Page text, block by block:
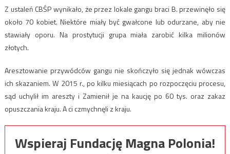
Z ustaleń CBŚP wynikało, że przez lokale gangu braci B. przewinęło się
około 70 kobiet. Niektóre miały być gwałcone lub odurzane, aby nie
stawiały oporu. Na prostytucji grupa miała zarobić kilka milionów
złotych.
Aresztowanie przywódców gangu nie skończyło się jednak wówczas
ich skazaniem. W 2015 r., po kilku miesiącach po rozpoczęciu procesu,
sąd uchylił im areszty i Zamienił je na kaucję po 60 tys. oraz zakaz
opuszczania kraju. A ci czmychnęli z kraju.
Wspieraj Fundację Magna Polonia!